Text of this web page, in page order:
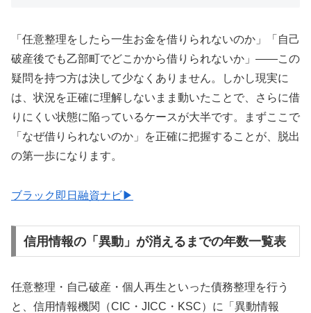
「任意整理をしたら一生お金を借りられないのか」「自己
破産後でも乙部町でどこかから借りられないか」——この
疑問を持つ方は決して少なくありません。しかし現実に
は、状況を正確に理解しないまま動いたことで、さらに借
りにくい状態に陥っているケースが大半です。まずここで
「なぜ借りられないのか」を正確に把握することが、脱出
の第一歩になります。
ブラック即日融資ナビ▶
信用情報の「異動」が消えるまでの年数一覧表
任意整理・自己破産・個人再生といった債務整理を行う
と、信用情報機関（CIC・JICC・KSC）に「異動情報